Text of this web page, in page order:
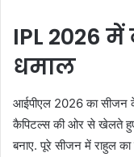
IPL 2026
धमाल
आईपीएल 2026 का सीजन
कैपिटल्स की ओर से खेलते
बनाए. पूरे सीजन में राहुल का